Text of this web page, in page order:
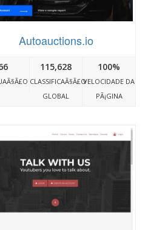
Autoauctions.io
115,628
CLASSIFICAÃ§Ã£O
GLOBAL
100%
VELOCIDADE DA
PÃ¡GINA